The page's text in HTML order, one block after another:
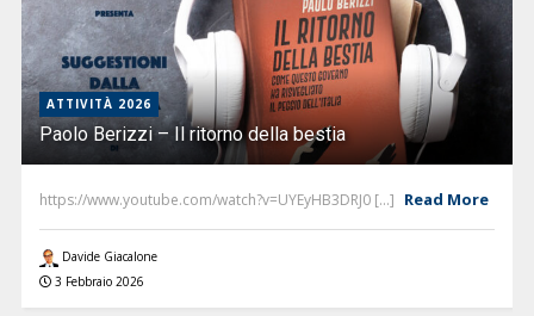
ATTIVITÀ 2026
Paolo Berizzi – Il ritorno della bestia
https://www.youtube.com/watch?v=UYEyHB3DRJ0 [...] Read More
Davide Giacalone
3 Febbraio 2026